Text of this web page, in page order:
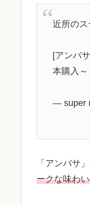
近所の
[アンバ
本購入～
— super
「アンバサ」
ークな味わ